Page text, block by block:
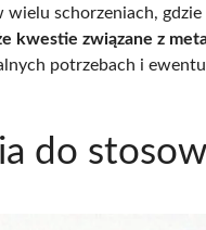
schorzeniach,
kwestie związane z
potrzebach i
do